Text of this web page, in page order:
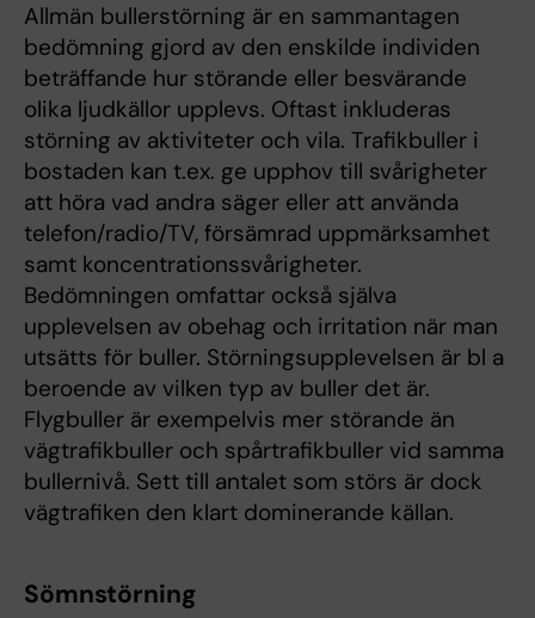
Allmän bullerstörning är en sammantagen
bedömning gjord av den enskilde individen
beträffande hur störande eller besvärande
olika ljudkällor upplevs. Oftast inkluderas
störning av aktiviteter och vila. Trafikbuller i
bostaden kan t.ex. ge upphov till svårigheter
att höra vad andra säger eller att använda
telefon/radio/TV, försämrad uppmärksamhet
samt koncentrationssvårigheter.
Bedömningen omfattar också själva
upplevelsen av obehag och irritation när man
utsätts för buller. Störningsupplevelsen är bl a
beroende av vilken typ av buller det är.
Flygbuller är exempelvis mer störande än
vägtrafikbuller och spårtrafikbuller vid samma
bullernivå. Sett till antalet som störs är dock
vägtrafiken den klart dominerande källan.
Sömnstörning